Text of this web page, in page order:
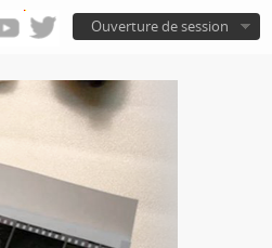
Ouverture de session